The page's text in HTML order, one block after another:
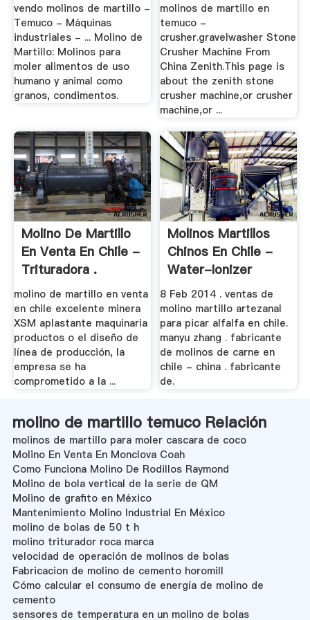
vendo molinos de martillo -
Temuco - Máquinas
industriales - ... Molino de
Martillo: Molinos para
moler alimentos de uso
humano y animal como
granos, condimentos.
molinos de martillo en
temuco -
crusher.gravelwasher Stone
Crusher Machine From
China Zenith.This page is
about the zenith stone
crusher machine,or crusher
machine,or ...
Molino De Martillo
En Venta En Chile -
Trituradora .
molino de martillo en venta
en chile excelente minera
XSM aplastante maquinaria
productos o el diseño de
línea de producción, la
empresa se ha
comprometido a la ...
Molinos Martillos
Chinos En Chile -
Water-Ionizer
8 Feb 2014 . ventas de
molino martillo artezanal
para picar alfalfa en chile.
manyu zhang . fabricante
de molinos de carne en
chile - china . fabricante
de.
molino de martillo temuco Relación
molinos de martillo para moler cascara de coco
Molino En Venta En Monclova Coah
Como Funciona Molino De Rodillos Raymond
Molino de bola vertical de la serie de QM
Molino de grafito en México
Mantenimiento Molino Industrial En México
molino de bolas de 50 t h
molino triturador roca marca
velocidad de operación de molinos de bolas
Fabricacion de molino de cemento horomill
Cómo calcular el consumo de energía de molino de
cemento
sensores de temperatura en un molino de bolas